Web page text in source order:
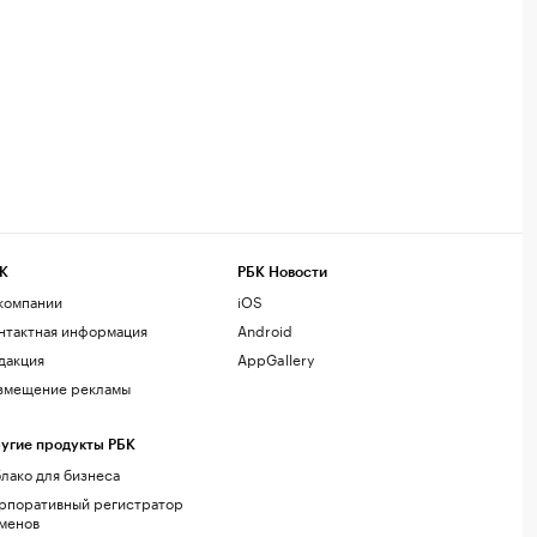
информация
рекламы
продукты РБК
для бизнеса
регистратор
РБК Новости
iOS
Android
AppGallery